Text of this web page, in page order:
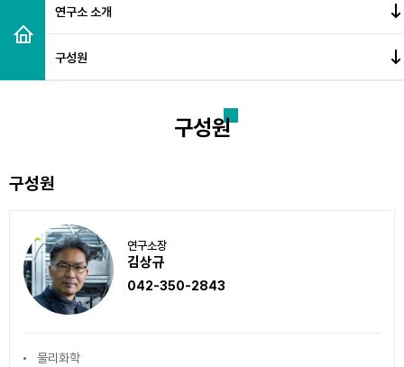
연구소 소개
구성원
구성원
구성원
연구소장
김상규
042-350-2843
물리화학